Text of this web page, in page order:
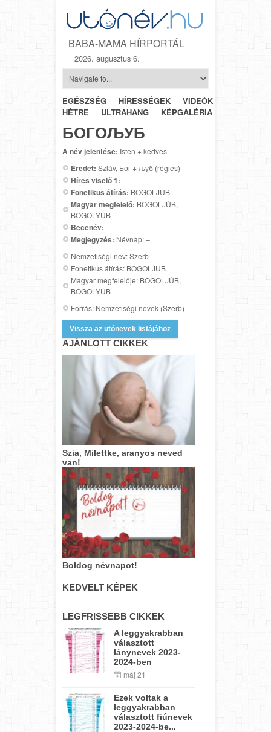
BABA-MAMA HÍRPORTÁL
2026. augusztus 6.
EGÉSZSÉG HÍRESSÉGEK VIDEÓK
HÉTRŐL-
HÉTRE
ULTRAHANG KÉPGALÉRIA
БОГОЉУБ
A név jelentése: Isten + kedves
Eredet: Szláv, Бог + љуб (régies)
Híres viselő 1: –
Fonetikus átírás: BOGOLJUB
Magyar megfelelő: BOGOLJÚB,
BOGOLYÚB
Becenév: –
Megjegyzés: Névnap: –
Nemzetiségi név: Szerb
Fonetikus átírás: BOGOLJUB
Magyar megfelelője: BOGOLJÚB,
BOGOLYÚB
Forrás: Nemzetiségi nevek (Szerb)
Vissza az utónevek listájához
AJÁNLOTT CIKKEK
Szia, Milettke, aranyos neved
van!
Boldog névnapot!
KEDVELT KÉPEK
LEGFRISSEBB CIKKEK
A leggyakrabban
választott
lánynevek 2023-
2024-ben
máj 21
Ezek voltak a
leggyakrabban
választott fiúnevek
2023-2024-be...